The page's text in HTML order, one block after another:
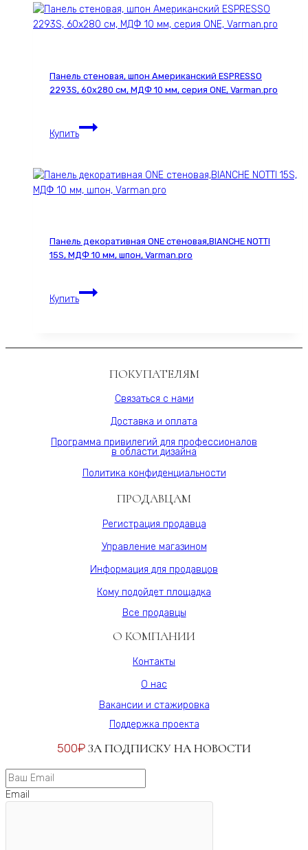
однорядный
мм,
цвет
Varman.pro
Панель стеновая, шпон Американский ESPRESSO
2293S, 60х280 см, МДФ 10 мм, серия ONE, Varman.pro
Купить
Панель
стеновая,
ESPRESSO
МДФ
10
серия
ONE,
Панель декоративная ONE стеновая,BIANCHE NOTTI
15S, МДФ 10 мм, шпон, Varman.pro
Купить
Панель
декоративная
NOTTI
Varman.pro
ПОКУПАТЕЛЯМ
Связаться с нами
Доставка и оплата
Программа привилегий для профессионалов
в области дизайна
Политика конфиденциальности
ПРОДАВЦАМ
Регистрация продавца
Управление магазином
Информация для продавцов
Кому подойдет площадка
Все продавцы
О КОМПАНИИ
Контакты
О нас
Вакансии и стажировка
Поддержка проекта
500₽ ЗА ПОДПИСКУ НА НОВОСТИ
Email